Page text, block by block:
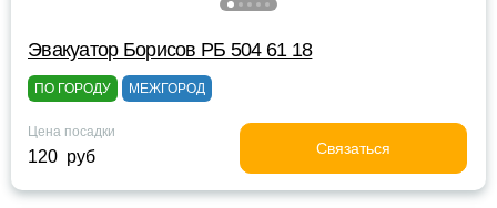
Эвакуатор Борисов РБ 504 61 18
ПО ГОРОДУ МЕЖГОРОД
Цена посадки
120 руб Связаться